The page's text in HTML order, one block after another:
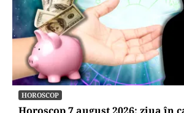
ACTUALITATE
Trenul rămâne o saună în
Călători nu are încă aprobat
venituri și cheltuieli pentru 2026